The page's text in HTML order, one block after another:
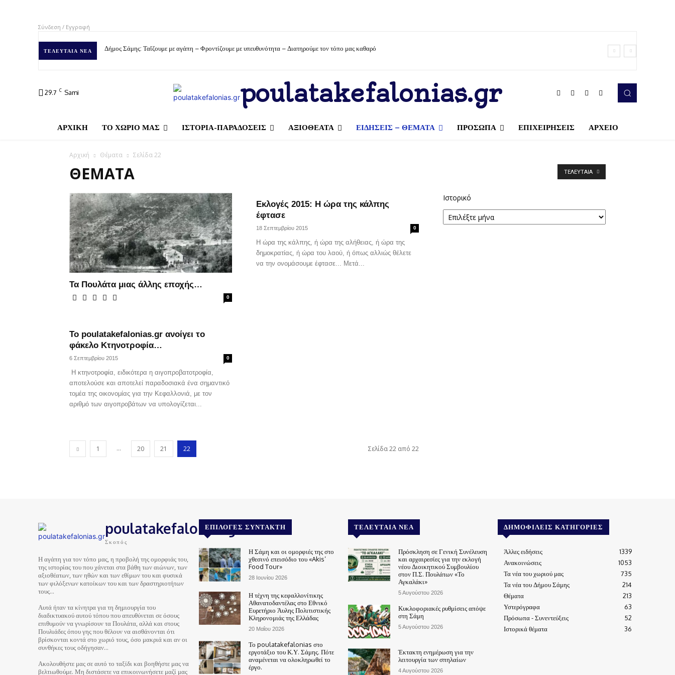
Σύνδεση / Εγγραφή
ΤΕΛΕΥΤΑΊΑ ΝΈΑ Δήμος Σάμης: Ταΐζουμε με αγάπη – Φροντίζουμε με υπευθυνότητα – Διατηρούμε τον τόπο μας καθαρό
29.7 C Sami poulatakefalonias.gr
ΑΡΧΙΚΗ ΤΟ ΧΩΡΙΟ ΜΑΣ ΙΣΤΟΡΙΑ-ΠΑΡΑΔΟΣΕΙΣ ΑΞΙΟΘΕΑΤΑ ΕΙΔΗΣΕΙΣ – ΘΕΜΑΤΑ ΠΡΟΣΩΠΑ ΕΠΙΧΕΙΡΗΣΕΙΣ ΑΡΧΕΙΟ
Αρχική Θέματα Σελίδα 22
ΘΈΜΑΤΑ ΤΕΛΕΥΤΑΊΑ
Τα Πουλάτα μιας άλλης εποχής…
0
Εκλογές 2015: Η ώρα της κάλπης
έφτασε
18 Σεπτεμβρίου 2015 0
Η ώρα της κάλπης, ή ώρα της αλήθειας, ή ώρα της
δημοκρατίας, ή ώρα του λαού, ή όπως αλλιώς θέλετε
να την ονομάσουμε έφτασε... Μετά...
Το poulatakefalonias.gr ανοίγει το
φάκελο Κτηνοτροφία…
6 Σεπτεμβρίου 2015 0
Η κτηνοτροφία, ειδικότερα η αιγοπροβατοτροφία,
αποτελούσε και αποτελεί παραδοσιακά ένα σημαντικό
τομέα της οικονομίας για την Κεφαλλονιά, με τον
αριθμό των αιγοπροβάτων να υπολογίζεται...
1 ... 20 21 22 Σελίδα 22 από 22
Ιστορικό
poulatakefalonias.gr
Σκοπός
Η αγάπη για τον τόπο μας, η προβολή της ομορφιάς του,
της ιστορίας του που χάνεται στα βάθη των αιώνων, των
αξιοθέατων, των ηθών και των εθίμων του και φυσικά
των φιλόξενων κατοίκων του και των δραστηριοτήτων
τους…
Αυτά ήταν τα κίνητρα για τη δημιουργία του
διαδικτυακού αυτού τόπου που απευθύνεται σε όσους
επιθυμούν να γνωρίσουν τα Πουλάτα, αλλά και στους
Πουλιάδες όπου γης που θέλουν να αισθάνονται ότι
βρίσκονται κοντά στο χωριό τους, όσο μακριά και αν οι
συνθήκες τους οδήγησαν…
Ακολουθήστε μας σε αυτό το ταξίδι και βοηθήστε μας να
βελτιωθούμε. Μη διστάσετε να επικοινωνήσετε μαζί μας
ΕΠΙΛΟΓΈΣ ΣΥΝΤΆΚΤΗ
Η Σάμη και οι ομορφιές της στο
χθεσινό επεισόδιο του «Akis’
Food Tour»
28 Ιουνίου 2026
Η τέχνη της κεφαλλονίτικης
Αθανατοδαντέλας στο Εθνικό
Ευρετήριο Άυλης Πολιτιστικής
Κληρονομιάς της Ελλάδας
20 Μαΐου 2026
Το poulatakefalonias στο
εργοτάξιο του Κ.Υ. Σάμης. Πότε
αναμένεται να ολοκληρωθεί το
έργο.
ΤΕΛΕΥΤΑΊΑ ΝΈΑ
Πρόσκληση σε Γενική Συνέλευση
και αρχαιρεσίες για την εκλογή
νέου Διοικητικού Συμβουλίου
στον Π.Σ. Πουλάτων «Το
Αγκαλάκι»
5 Αυγούστου 2026
Κυκλοφοριακές ρυθμίσεις απόψε
στη Σάμη
5 Αυγούστου 2026
Έκτακτη ενημέρωση για την
λειτουργία των σπηλαίων
4 Αυγούστου 2026
ΔΗΜΟΦΙΛΕΊΣ ΚΑΤΗΓΟΡΊΕΣ
Άλλες ειδήσεις
1339
Ανακοινώσεις
1053
Τα νέα του χωριού μας
735
Τα νέα του Δήμου Σάμης
214
Θέματα
213
Υστερόγραφα
63
Πρόσωπα - Συνεντεύξεις
52
Ιστορικά θέματα
36